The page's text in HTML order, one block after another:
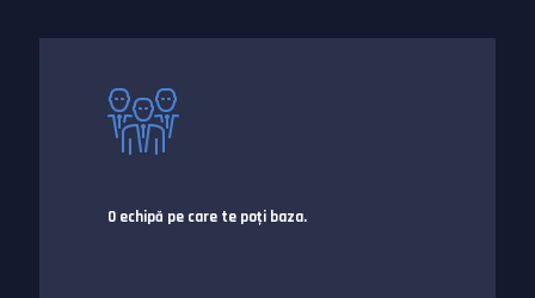
O echipă pe care te poţi baza.